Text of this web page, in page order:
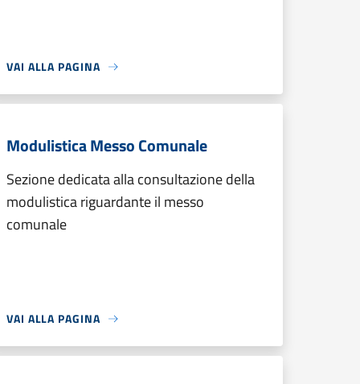
VAI ALLA PAGINA
Modulistica Messo Comunale
Sezione dedicata alla consultazione della
modulistica riguardante il messo
comunale
VAI ALLA PAGINA